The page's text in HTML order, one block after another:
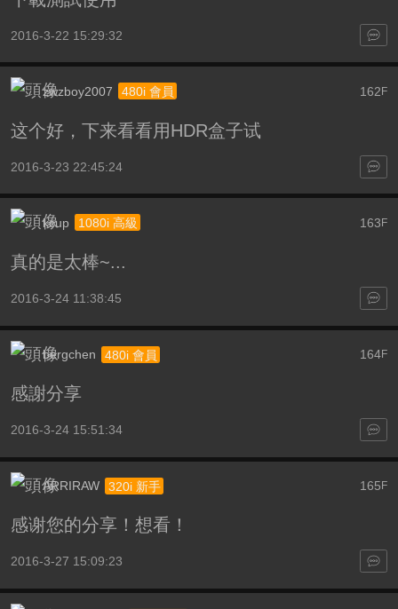
2016-3-22 15:29:32
162 F
zwzboy2007 480i 會員
这个好，下来看看用HDR盒子试
2016-3-23 22:45:24
163 F
kcup 1080i 高級
真的是太棒~...
2016-3-24 11:38:45
164F
bergchen 480i 會員
感謝分享
2016-3-24 15:51:34
165 F
ARRIRAW 320i 新手
感谢您的分享！想看！
2016-3-27 15:09:23